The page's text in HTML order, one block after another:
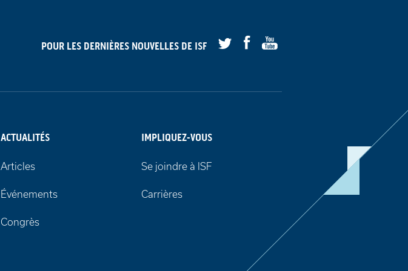
POUR LES DERNIÈRES NOUVELLES DE ISF TwitterFacebookYoutube
ACTUALITÉS
Articles
Événements
Congrès
IMPLIQUEZ-VOUS
Se joindre à ISF
Carrières